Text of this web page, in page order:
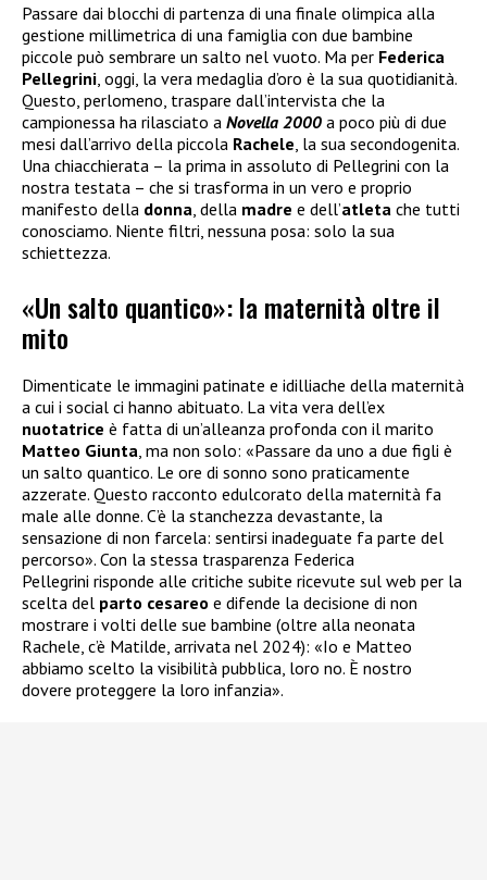
Passare dai blocchi di partenza di una finale olimpica alla
gestione millimetrica di una famiglia con due bambine
piccole può sembrare un salto nel vuoto. Ma per Federica
Pellegrini , oggi, la vera medaglia d’oro è la sua quotidianità.
Questo, perlomeno, traspare dall’intervista che la
campionessa ha rilasciato a Novella 2000 a poco più di due
mesi dall’arrivo della piccola Rachele , la sua secondogenita.
Una chiacchierata – la prima in assoluto di Pellegrini con la
nostra testata – che si trasforma in un vero e proprio
manifesto della donna , della madre e dell’atleta che tutti
conosciamo. Niente filtri, nessuna posa: solo la sua
schiettezza.
«Un salto quantico»: la maternità oltre il
mito
Dimenticate le immagini patinate e idilliache della maternità
a cui i social ci hanno abituato. La vita vera dell’ex
nuotatrice è fatta di un’alleanza profonda con il marito
Matteo Giunta, ma non solo: «Passare da uno a due figli è
un salto quantico. Le ore di sonno sono praticamente
azzerate. Questo racconto edulcorato della maternità fa
male alle donne. C’è la stanchezza devastante, la
sensazione di non farcela: sentirsi inadeguate fa parte del
percorso». Con la stessa trasparenza Federica
Pellegrini risponde alle critiche subite ricevute sul web per la
scelta del parto cesareo e difende la decisione di non
mostrare i volti delle sue bambine (oltre alla neonata
Rachele, c’è Matilde, arrivata nel 2024): «Io e Matteo
abbiamo scelto la visibilità pubblica, loro no. È nostro
dovere proteggere la loro infanzia».